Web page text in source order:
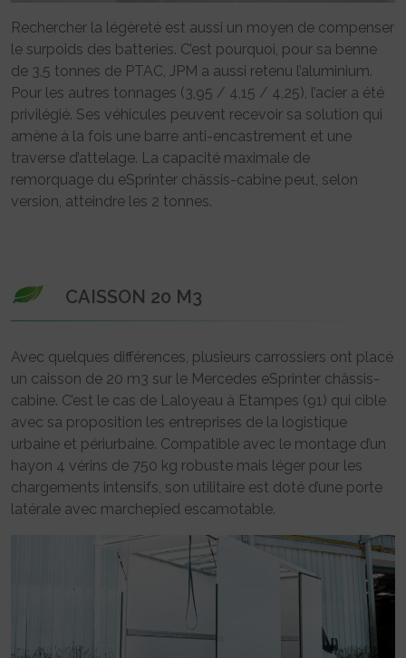
Rechercher la légèreté est aussi un moyen de compenser
le surpoids des batteries. C’est pourquoi, pour sa benne
de 3,5 tonnes de PTAC, JPM a aussi retenu l’aluminium.
Pour les autres tonnages (3,95 / 4,15 / 4,25), l’acier a été
privilégié. Ses véhicules peuvent recevoir sa solution qui
amène à la fois une barre anti-encastrement et une
traverse d’attelage. La capacité maximale de
remorquage du eSprinter châssis-cabine peut, selon
version, atteindre les 2 tonnes.
CAISSON 20 M3
Avec quelques différences, plusieurs carrossiers ont placé
un caisson de 20 m3 sur le Mercedes eSprinter châssis-
cabine. C’est le cas de Laloyeau à Etampes (91) qui cible
avec sa proposition les entreprises de la logistique
urbaine et périurbaine. Compatible avec le montage d’un
hayon 4 vérins de 750 kg robuste mais léger pour les
chargements intensifs, son utilitaire est doté d’une porte
latérale avec marchepied escamotable.